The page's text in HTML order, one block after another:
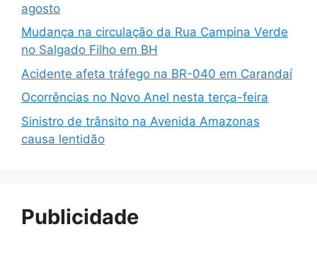
agosto
Mudança na circulação da Rua Campina Verde
no Salgado Filho em BH
Acidente afeta tráfego na BR-040 em Carandaí
Ocorrências no Novo Anel nesta terça-feira
Sinistro de trânsito na Avenida Amazonas
causa lentidão
Publicidade